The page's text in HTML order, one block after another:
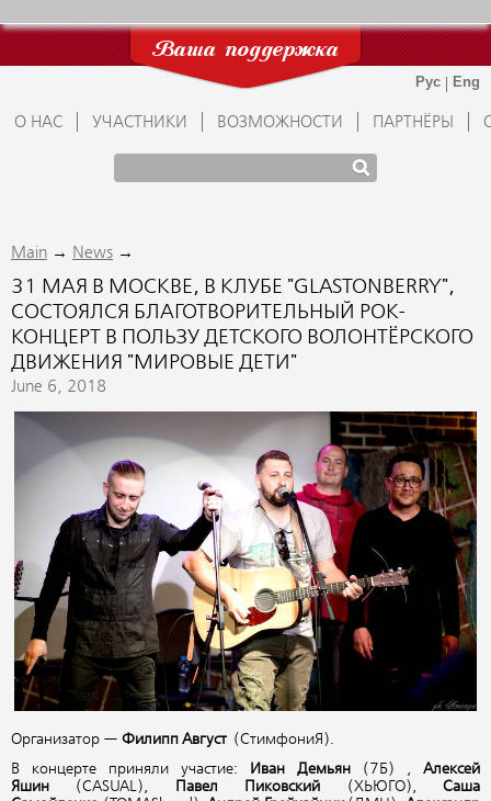
Ваша поддержка
О НАС УЧАСТНИКИ ВОЗМОЖНОСТИ ПАРТНЁРЫ
Main → News →
31 МАЯ В МОСКВЕ, В КЛУБЕ "GLASTONBERRY",
СОСТОЯЛСЯ БЛАГОТВОРИТЕЛЬНЫЙ РОК-
КОНЦЕРТ В ПОЛЬЗУ ДЕТСКОГО ВОЛОНТЁРСКОГО
ДВИЖЕНИЯ "МИРОВЫЕ ДЕТИ"
June 6, 2018
Организатор — Филипп Август (СтимфониЯ ).
В концерте приняли участие:
Иван Демьян (7Б) , Алексей
Яшин (CASUAL), Павел Пиковский (ХЬЮГО),Саша